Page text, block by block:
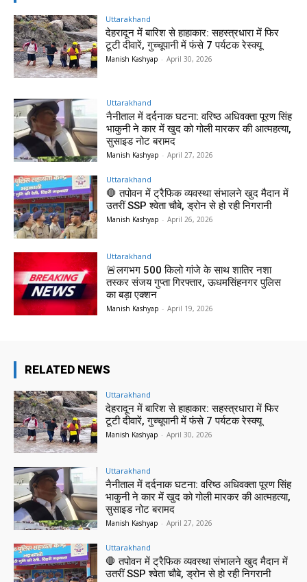
Uttarakhand
देहरादून में बारिश से हाहाकार: सहस्त्रधारा में फिर
टूटी दीवारें, गुच्चूपानी में फंसे 7 पर्यटक रेस्क्यू
Manish Kashyap - April 30, 2026
Uttarakhand
नैनीताल में दर्दनाक घटना: वरिष्ठ अधिवक्ता पूरण सिंह
भाकुनी ने कार में खुद को गोली मारकर की आत्महत्या,
सुसाइड नोट बरामद
Manish Kashyap - April 27, 2026
Uttarakhand
🛑 तपोवन में ट्रैफिक व्यवस्था संभालने खुद मैदान में
उतरीं SSP श्वेता चौबे, ड्रोन से हो रही निगरानी
Manish Kashyap - April 26, 2026
Uttarakhand
🚨लगभग 500 किलो गांजे के साथ शातिर नशा
तस्कर संजय गुप्ता गिरफ्तार, ऊधमसिंहनगर पुलिस
का बड़ा एक्शन
Manish Kashyap - April 19, 2026
RELATED NEWS
Uttarakhand
देहरादून में बारिश से हाहाकार: सहस्त्रधारा में फिर
टूटी दीवारें, गुच्चूपानी में फंसे 7 पर्यटक रेस्क्यू
Manish Kashyap - April 30, 2026
Uttarakhand
नैनीताल में दर्दनाक घटना: वरिष्ठ अधिवक्ता पूरण सिंह
भाकुनी ने कार में खुद को गोली मारकर की आत्महत्या,
सुसाइड नोट बरामद
Manish Kashyap - April 27, 2026
Uttarakhand
🛑 तपोवन में ट्रैफिक व्यवस्था संभालने खुद मैदान में
उतरीं SSP श्वेता चौबे, ड्रोन से हो रही निगरानी